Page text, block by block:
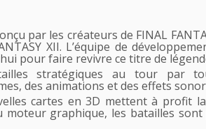
par les créateurs de FINAL
XII. L’équipe de
pour faire revivre ce titre de
stratégiques au tour par
des animations et des effets
cartes en 3D mettent à profit
moteur graphique, les batailles